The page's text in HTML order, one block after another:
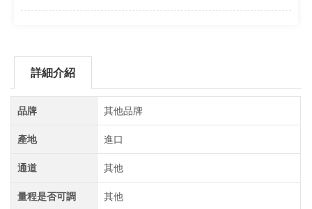
詳細介紹
品牌 其他品牌
產地 進口
通道 其他
量程是否可調 其他